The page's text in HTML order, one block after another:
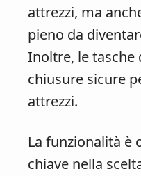
attrezzi, ma
pieno da
Inoltre, le tasche
chiusure sicure
attrezzi.
La funzionalità è
chiave nella